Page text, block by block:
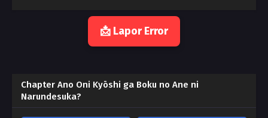
📩 Lapor Error
Chapter Ano Oni Kyōshi ga Boku no Ane ni
Narundesuka?